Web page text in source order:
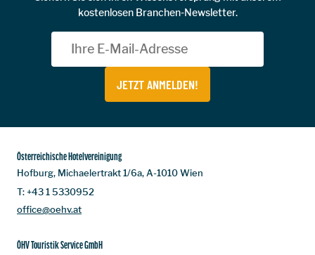
kostenlosen Branchen-Newsletter.
JETZT ANMELDEN!
Österreichische Hotelvereinigung
Hofburg, Michaelertrakt 1/6a, A-1010 Wien
T:+43 1 5330952
office@oehv.at
ÖHV Touristik Service GmbH